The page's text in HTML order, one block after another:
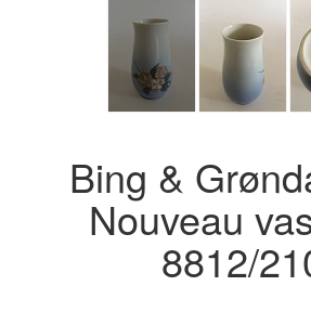
Bing &
Nouveau
8812/